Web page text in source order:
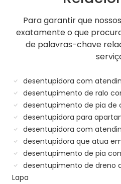
Para garantir que
exatamente o que
de palavras-chave
desentupidora com
desentupimento de ralo
desentupimento de pia de
desentupidora para
desentupidora com
desentupidora que atua
desentupimento de pia
desentupimento de dreno
Lapa